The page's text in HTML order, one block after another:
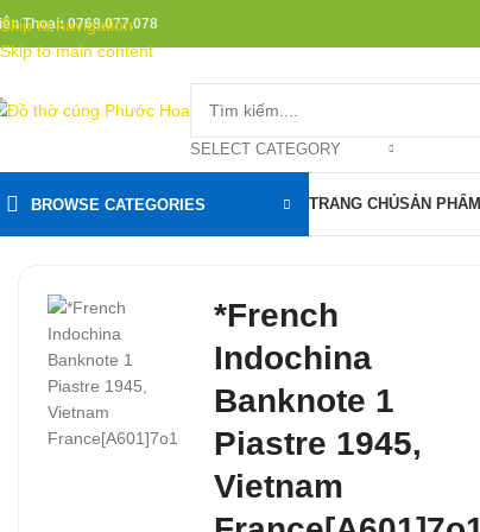
Skip to navigation
Skip to main content
Thoại: 0768.077.078
SELECT CATEGORY
BROWSE CATEGORIES TRANG CHỦSẢN PHẨM
*French
Indochina
Banknote 1
Piastre 1945,
Vietnam